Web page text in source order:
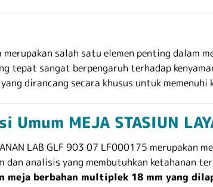
salah satu elemen penting dalam
tepat sangat berpengaruh terhadap
dirancang secara khusus untuk
Umum MEJA STASIUN
LAB GLF 903 07 LF000175
dan analisis yang membutuhkan ketahanan
meja berbahan multiplek 18 mm yang